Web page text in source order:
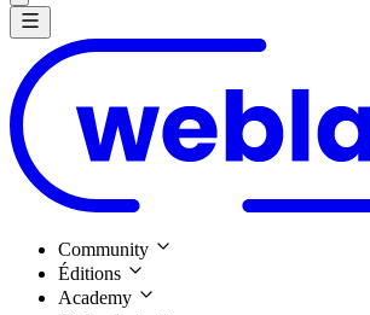
Community
Éditions
Academy